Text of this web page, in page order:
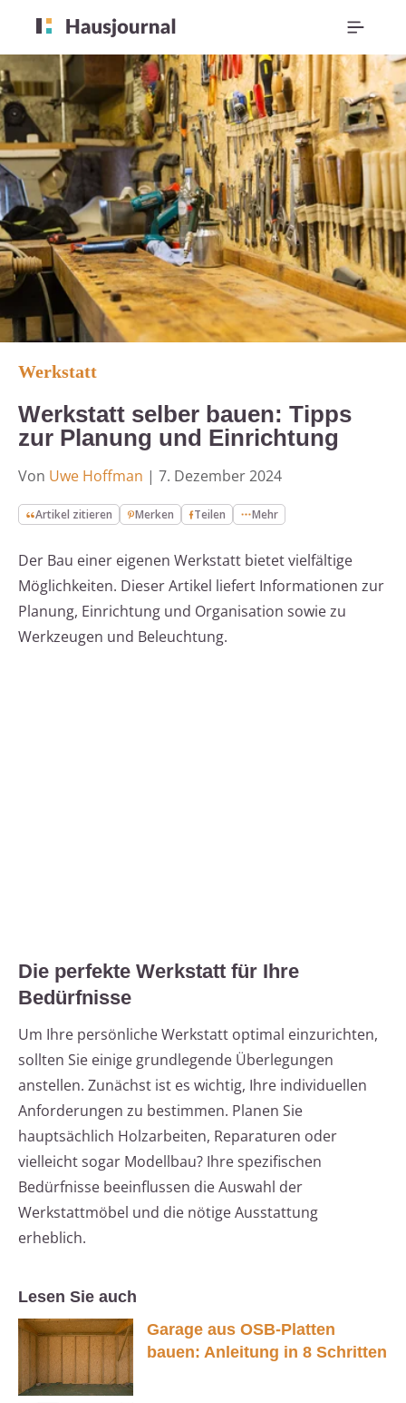
Werkstatt
Werkstatt selber bauen: Tipps
zur Planung und Einrichtung
Von Uwe Hoffman | 7. Dezember 2024
Artikel zitieren Merken Teilen Mehr
Der Bau einer eigenen Werkstatt bietet vielfältige
Möglichkeiten. Dieser Artikel liefert Informationen zur
Planung, Einrichtung und Organisation sowie zu
Werkzeugen und Beleuchtung.
Die perfekte Werkstatt für Ihre
Bedürfnisse
Um Ihre persönliche Werkstatt optimal einzurichten,
sollten Sie einige grundlegende Überlegungen
anstellen. Zunächst ist es wichtig, Ihre individuellen
Anforderungen zu bestimmen. Planen Sie
hauptsächlich Holzarbeiten, Reparaturen oder
vielleicht sogar Modellbau? Ihre spezifischen
Bedürfnisse beeinflussen die Auswahl der
Werkstattmöbel und die nötige Ausstattung
erheblich.
Lesen Sie auch
Garage aus OSB-Platten
bauen: Anleitung in 8 Schritten